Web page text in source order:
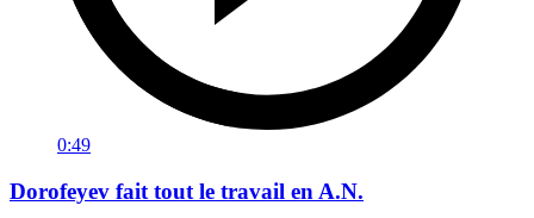
0:49
Dorofeyev fait tout le travail en A.N.